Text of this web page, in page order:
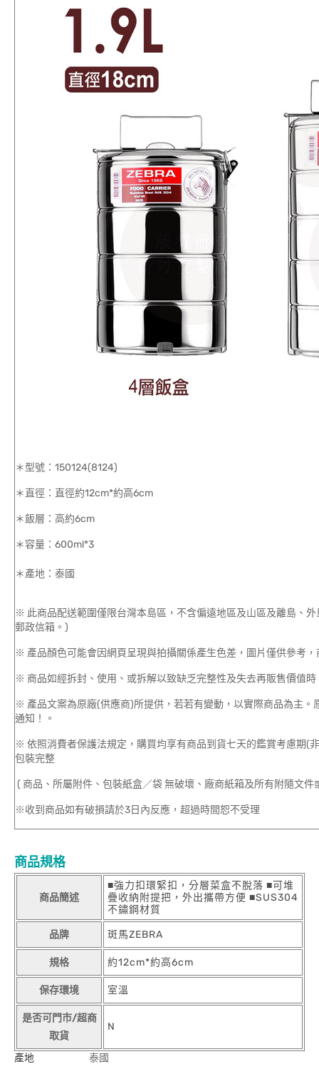
＊型號：150124(8124)
＊直徑：直徑約12cm*約高6cm
＊飯層：高約6cm
＊容量：600ml*3
＊產地：泰國
※ 此商品配送範圍僅限台灣本島區，不含偏遠地區及山區及離島、
郵政信箱。)
※ 產品顏色可能會因網頁呈現與拍攝關係產生色差，圖片僅供參考
※ 商品如經拆封、使用、或拆解以致缺乏完整性及失去再販售價值
※ 產品文案為原廠(供應商)所提供，若若有變動，以實際商品為主。
通知！。
※ 依照消費者保護法規定，購買均享有商品到貨七天的鑑賞考慮期(
包裝完整
( 商品、所屬附件、包裝紙盒／袋 無破壞、廠商紙箱及所有附隨文
※收到商品如有破損請於3日內反應，超過時間恕不受理
商品規格
商品簡述
■強力扣環緊扣，分層菜盒不脫落 ■可堆
疊收納附提把，外出攜帶方便 ■SUS304
不鏽鋼材質
品牌 斑馬ZEBRA
規格 約12cm*約高6cm
保存環境 室溫
是否可門市/超商
取貨
N
產地 泰國